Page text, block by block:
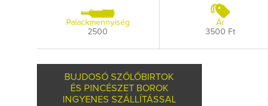
Palackmennyiség
2500
Ár
3500 Ft
BUJDOSÓ SZŐLŐBIRTOK
ÉS PINCÉSZET BOROK
INGYENES SZÁLLÍTÁSSAL